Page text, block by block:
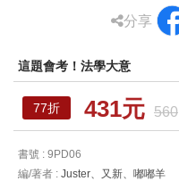
分享
這題會考！法學大意
77折 431元 560
書號 : 9PD06
編/著者 : Juster、又新、嘟嘟羊